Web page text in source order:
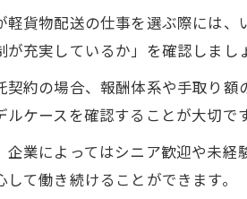
軽貨物配送の仕事を選ぶ際には
が充実しているか」を確認しまし
契約の場合、報酬体系や手取り
ルケースを確認することが大切で
企業によってはシニア歓迎や未経
して働き続けることができます。